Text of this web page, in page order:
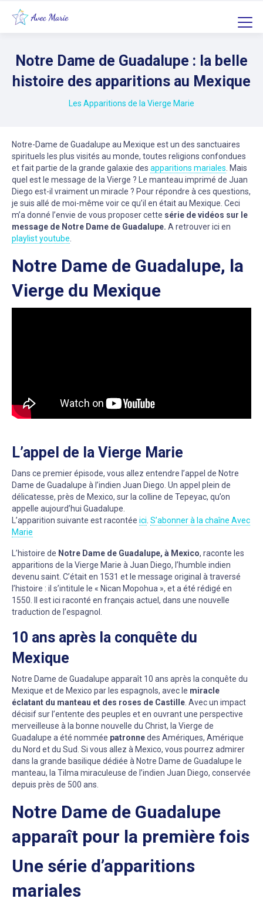
Notre Dame de Guadalupe : la belle
histoire des apparitions au Mexique
Les Apparitions de la Vierge Marie
Notre-Dame de Guadalupe au Mexique est un des sanctuaires
spirituels les plus visités au monde, toutes religions confondues
et fait partie de la grande galaxie des apparitions mariales . Mais
quel est le message de la Vierge ? Le manteau imprimé de Juan
Diego est-il vraiment un miracle ? Pour répondre à ces questions,
je suis allé de moi-même voir ce qu’il en était au Mexique. Ceci
m’a donné l’envie de vous proposer cette série de vidéos sur le
message de Notre Dame de Guadalupe. A retrouver ici en
playlist youtube
Notre Dame de Guadalupe, la
Vierge du Mexique
L’appel de la Vierge Marie
Dans ce premier épisode, vous allez entendre l’appel de Notre
Dame de Guadalupe à l’indien Juan Diego. Un appel plein de
délicatesse, près de Mexico, sur la colline de Tepeyac, qu’on
appelle aujourd’hui Guadalupe.
L’apparition suivante est racontée ici. S’abonner à la chaîne Avec
Marie
L’histoire de Notre Dame de Guadalupe, à Mexico, raconte les
apparitions de la Vierge Marie à Juan Diego, l’humble indien
devenu saint. C’était en 1531 et le message original à traversé
l’histoire : il s’intitule le « Nican Mopohua », et a été rédigé en
1550. Il est ici raconté en français actuel, dans une nouvelle
traduction de l’espagnol.
10 ans après la conquête du
Mexique
Notre Dame de Guadalupe apparaît 10 ans après la conquête du
Mexique et de Mexico par les espagnols, avec le miracle
éclatant du manteau et des roses de Castille. Avec un impact
décisif sur l’entente des peuples et en ouvrant une perspective
merveilleuse à la bonne nouvelle du Christ, la Vierge de
Guadalupe a été nommée patronnedes Amériques, Amérique
du Nord et du Sud. Si vous allez à Mexico, vous pourrez admirer
dans la grande basilique dédiée à Notre Dame de Guadalupe le
manteau, la Tilma miraculeuse de l’indien Juan Diego, conservée
depuis près de 500 ans.
Notre Dame de Guadalupe
apparaît pour la première fois
Une série d’apparitions
mariales